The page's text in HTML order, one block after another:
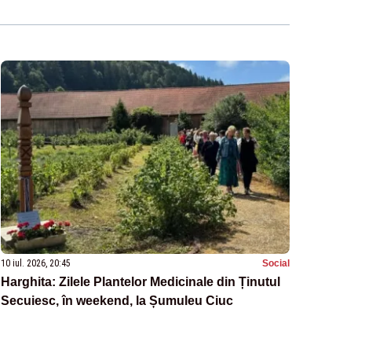
10 iul. 2026, 20:45 Social
Harghita: Zilele Plantelor Medicinale din Ținutul
Secuiesc, în weekend, la Șumuleu Ciuc